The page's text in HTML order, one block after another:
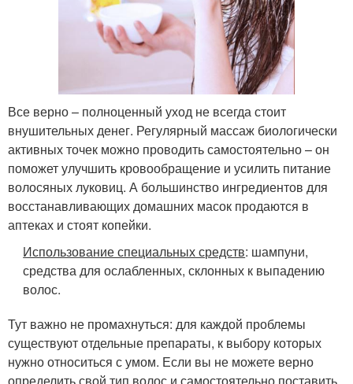
Все верно – полноценный уход не всегда стоит
внушительных денег. Регулярный массаж биологически
активных точек можно проводить самостоятельно – он
поможет улучшить кровообращение и усилить питание
волосяных луковиц. А большинство ингредиентов для
восстанавливающих домашних масок продаются в
аптеках и стоят копейки.
Использование специальных средств: шампуни,
средства для ослабленных, склонных к выпадению
волос.
Тут важно не промахнуться: для каждой проблемы
существуют отдельные препараты, к выбору которых
нужно относиться с умом. Если вы не можете верно
определить свой тип волос и самостоятельно поставить